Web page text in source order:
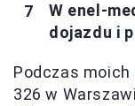
W enel-
dojazdu i
Podczas moich
326 w